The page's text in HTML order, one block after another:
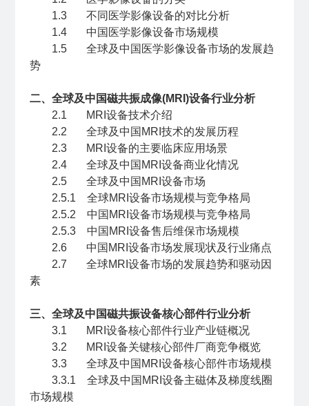
1.3 不同医学影像设备的对比分析
1.4 中国医学影像设备市场规模
1.5 全球及中国医学影像设备市场的发展趋
势
二、全球及中国磁共振成像(MRI)设备行业分析
2.1 MRI设备技术介绍
2.2 全球及中国MRI技术的发展历程
2.3 MRI设备的主要临床应用场景
2.4 全球及中国MRI设备商业化情况
2.5 全球及中国MRI设备市场
2.5.1 全球MRI设备市场规模与竞争格局
2.5.2 中国MRI设备市场规模与竞争格局
2.5.3 中国MRI设备售后维保市场规模
2.6 中国MRI设备市场发展现状及行业痛点
2.7 全球MRI设备市场的发展趋势和驱动因
素
三、全球及中国磁共振设备核心部件行业分析
3.1 MRI设备核心部件行业产业链概况
3.2 MRI设备关键核心部件厂商竞争概览
3.3 全球及中国MRI设备核心部件市场规模
3.3.1 全球及中国MRI设备主磁体及梯度线圈
市场规模